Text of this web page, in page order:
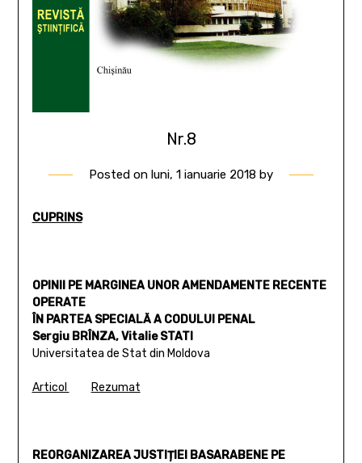
Nr.8
Posted on luni, 1 ianuarie 2018 by
CUPRINS
OPINII PE MARGINEA UNOR AMENDAMENTE RECENTE
OPERATE
ÎN PARTEA SPECIALĂ A CODULUI PENAL
Sergiu BRÎNZA, Vitalie STATI
Universitatea de Stat din Moldova
Articol Rezumat
REORGANIZAREA JUSTIȚIEI BASARABENE PE